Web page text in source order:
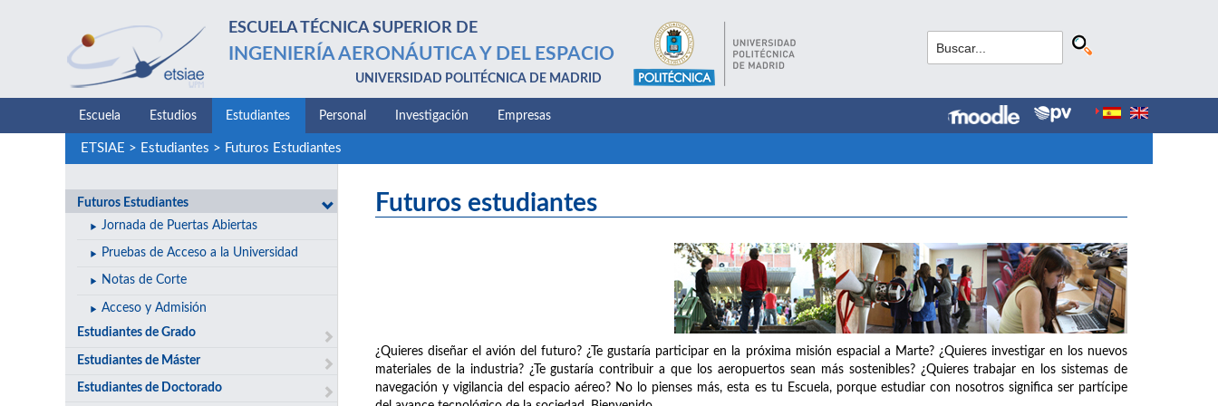
ESCUELA TÉCNICA SUPERIOR DE
INGENIERÍA AERONÁUTICA Y DEL ESPACIO
UNIVERSIDAD POLITÉCNICA DE MADRID
Escuela Estudios Estudiantes Personal Investigación Empresas
ETSIAE > Estudiantes > Futuros Estudiantes
Futuros Estudiantes
Jornada de Puertas Abiertas
Pruebas de Acceso a la Universidad
Notas de Corte
Acceso y Admisión
Estudiantes de Grado
Estudiantes de Máster
Estudiantes de Doctorado
Futuros estudiantes
¿Quieres diseñar el avión del futuro? ¿Te gustaría participar en la próxima misión espacial a Marte? ¿Quieres investigar en los nuevos
materiales de la industria? ¿Te gustaría contribuir a que los aeropuertos sean más sostenibles? ¿Quieres trabajar en los sistemas de
navegación y vigilancia del espacio aéreo? No lo pienses más, esta es tu Escuela, porque estudiar con nosotros significa ser partícipe